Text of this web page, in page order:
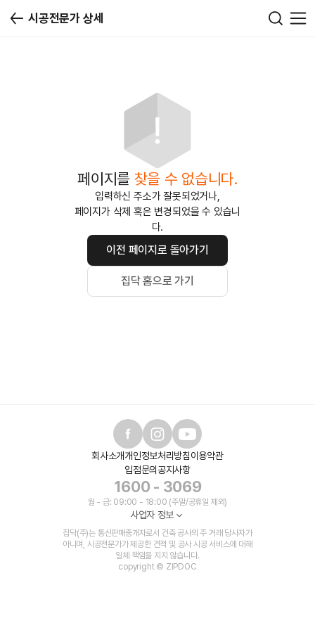
시공전문가 상세
페이지를 찾을 수 없습니다.
입력하신 주소가 잘못되었거나,
페이지가 삭제 혹은 변경되었을 수 있습니
다.
이전 페이지로 돌아가기
집닥 홈으로 가기
회사소개개인정보처리방침이용약관
입점문의 공지사항
1600 - 3069
월 - 금: 09:00 - 18:00 (주말/공휴일 제외)
사업자 정보
집닥(주)는 통신판매중개자로서 건축 공사의 주 거래 당사자가
아니며, 시공전문가가 제공한 견적 및 공사 시공 서비스에 대해
일체 책임을 지지 않습니다.
copyright © ZIPDOC